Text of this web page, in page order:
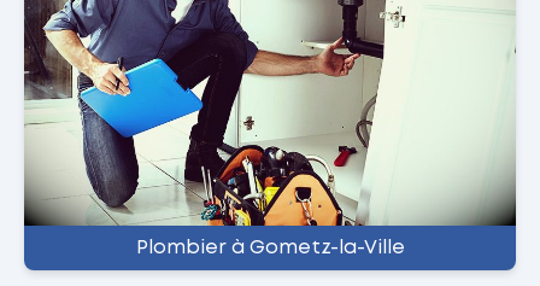
Plombier à Gometz-la-Ville